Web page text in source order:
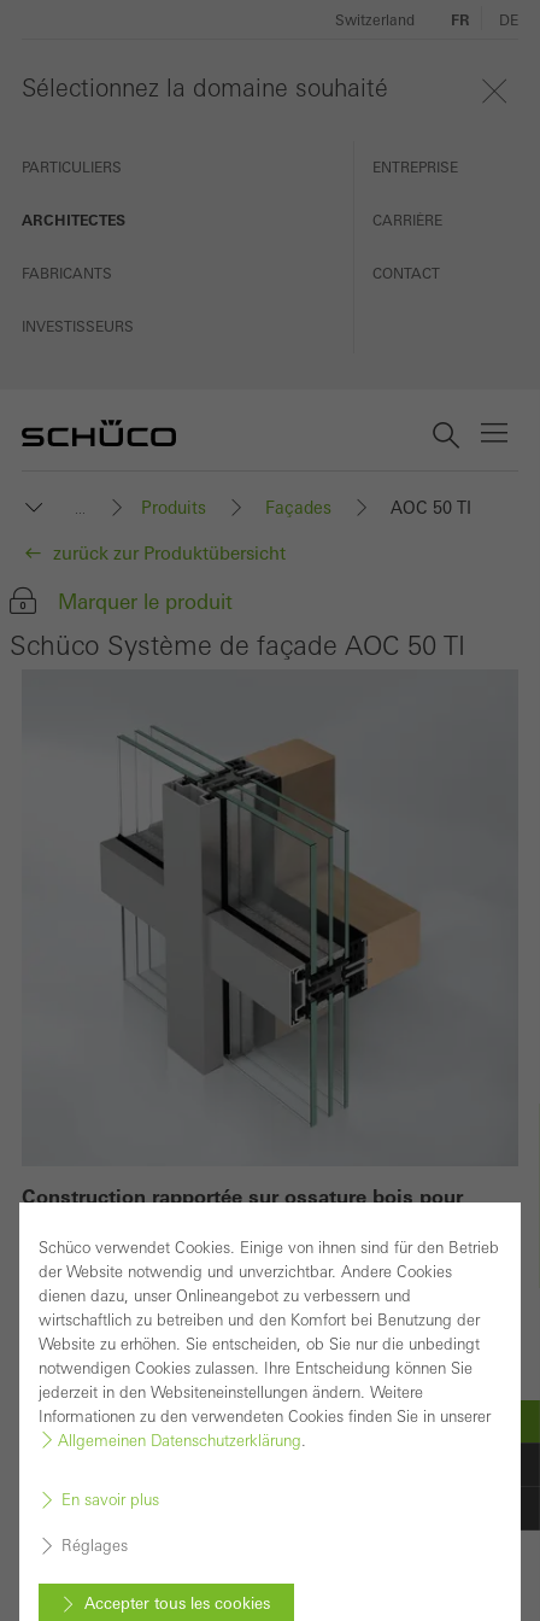
Sélectionnez la domaine souhaité
PARTICULIERS
ARCHITECTES
FABRICANTS
INVESTISSEURS
ENTREPRISE
CARRIÈRE
CONTACT
Switzerland FR DE
... Produits Façades AOC 50 TI
zurück zur Produktübersicht
Marquer le produit
Schüco Système de façade AOC 50 TI
Construction rapportée sur ossature bois pour
de performances exceptionnelles
Le système de façades Schüco AOC 50 TI (Timber)
permet la construction de verrières et de grandes
façades verticales d’exception sur le plan technique et
du design, dans une largeur de profilés de 50 mm, sur
Les nouveaux composants du système permettent une
conception simple et sûre, même avec des vitres de
grandes dimensions, y compris le transfert de charges et
Schüco verwendet Cookies. Einige von ihnen sind für den Betrieb
der Website notwendig und unverzichtbar. Andere Cookies
dienen dazu, unser Onlineangebot zu verbessern und
wirtschaftlich zu betreiben und den Komfort bei Benutzung der
Website zu erhöhen. Sie entscheiden, ob Sie nur die unbedingt
notwendigen Cookies zulassen. Ihre Entscheidung können Sie
jederzeit in den Websiteneinstellungen ändern. Weitere
Informationen zu den verwendeten Cookies finden Sie in unserer
Allgemeinen Datenschutzerklärung
En savoir plus
Réglages
Accepter tous les cookies